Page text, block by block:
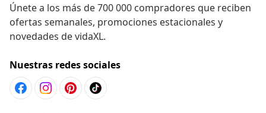
Únete a los más de 700 000 compradores que reciben
ofertas semanales, promociones estacionales y
novedades de vidaXL.
Nuestras redes sociales